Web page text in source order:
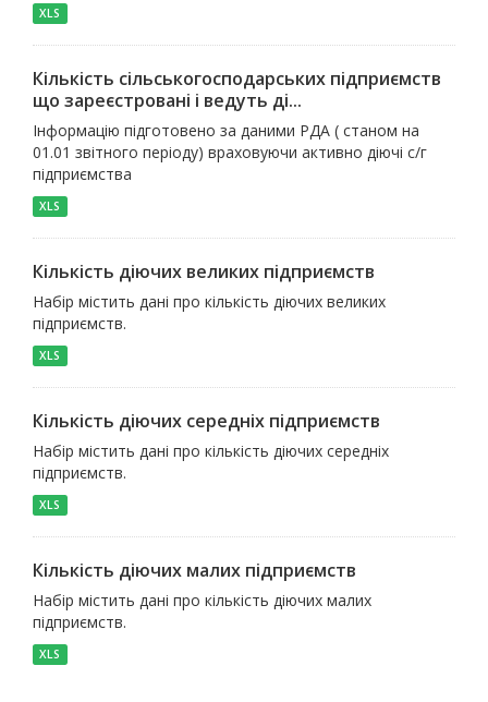
XLS
Кількість сільськогосподарських підприємств
що зареєстровані і ведуть ді...
Інформацію підготовено за даними РДА ( станом на
01.01 звітного періоду) враховуючи активно діючі с/г
підприємства
XLS
Кількість діючих великих підприємств
Набір містить дані про кількість діючих великих
підприємств.
XLS
Кількість діючих середніх підприємств
Набір містить дані про кількість діючих середніх
підприємств.
XLS
Кількість діючих малих підприємств
Набір містить дані про кількість діючих малих
підприємств.
XLS